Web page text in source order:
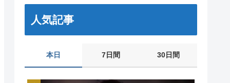
人気記事
本日 7日間 30日間